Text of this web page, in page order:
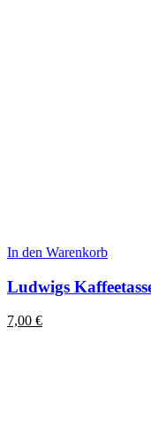
In den Warenkorb
Ludwigs
7,00 €